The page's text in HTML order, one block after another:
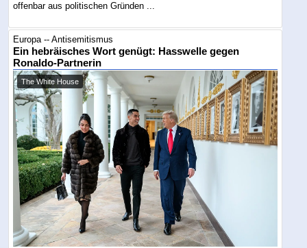
offenbar aus politischen Gründen ...
Europa -- Antisemitismus
Ein hebräisches Wort genügt: Hasswelle gegen
Ronaldo-Partnerin
The White House